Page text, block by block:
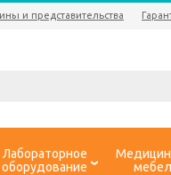
и представительства
Лабораторное
оборудование